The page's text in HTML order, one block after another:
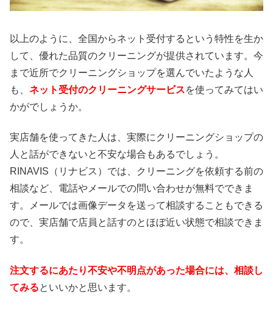
以上のように、全国からネット受付するという特性を生か
して、優れた品質のクリーニングが提供されています。今
まで近所でクリーニングショップを選んでいたような人
も、 ネット受付のクリーニングサービスを使ってみてはい
かがでしょうか。
実店舗を使ってきた人は、実際にクリーニングショップの
人と話ができないと不安な場合もあるでしょう。
RINAVIS（リナビス）では、クリーニングを依頼する前の
相談など、電話やメールでの問い合わせが無料でできま
す。メールでは画像データを送って相談することもできる
ので、実店舗で店員と話すのとほぼ近い状態で相談できま
す。
注文するにあたり不安や不明点があった場合には、相談し
てみるといいかと思います。